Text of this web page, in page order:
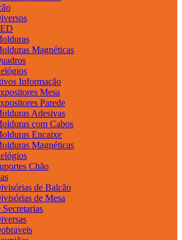
Magnéticas
Informação
Mesa
Parede
Adesivas
com Cabos
Encaixe
Magnéticas
Chão
de Balcão
de Mesa
Secretarias